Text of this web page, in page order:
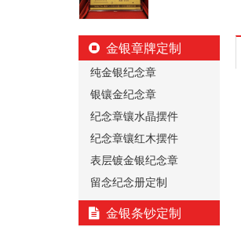
金银章牌定制
纯金银纪念章
银镶金纪念章
纪念章镶水晶摆件
纪念章镶红木摆件
表层镀金银纪念章
留念纪念册定制
金银条钞定制